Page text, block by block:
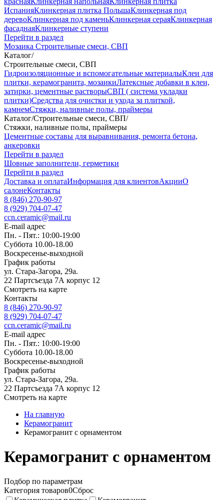
ИспанияКлинкерная плитка ПольшаКлинкерная под
деревоКлинкерная под каменьКлинкерная сераяКлинкерная
фасаднаяКлинкерные ступени
Перейти в раздел
Мозаика Строительные смеси, СВП
Каталог/
Строительные смеси, СВП
Гидроизоляционные и вспомогательные материалыКлеи для
плитки, керамогранита, мозаикиЛатексные добавки в клеи,
затирки, цементные растворыСВП ( система укладки
плитки)Средства для очистки и ухода за плиткой,
камнемСтяжки, наливные полы, праймеры
Каталог/Строительные смеси, СВП/
Стяжки, наливные полы, праймеры
Цементные составы для выравнивания, ремонта бетона,
анкеровки
Перейти в раздел
Шовные заполнители, герметики
Перейти в раздел
Доставка и оплатаИнформация для клиентовАкцииО
салонеКонтакты
8 (846) 270-90-97
8 (929) 704-07-47
ccn.ceramic@mail.ru
E-mail адрес
Пн. - Пят.: 10:00-19:00
Суббота 10.00-18.00
Воскресенье-выходной
График работы
ул. Стара-Загора, 29а.
22 Партсъезда 7А корпус 12
Смотреть на карте
Контакты
8 (846) 270-90-97
8 (929) 704-07-47
ccn.ceramic@mail.ru
E-mail адрес
Пн. - Пят.: 10:00-19:00
Суббота 10.00-18.00
Воскресенье-выходной
График работы
ул. Стара-Загора, 29а.
22 Партсъезда 7А корпус 12
Смотреть на карте
На главную
Керамогранит
Керамогранит с орнаментом
Керамогранит с орнаментом
Подбор по параметрам
Категория товаров0Сброс